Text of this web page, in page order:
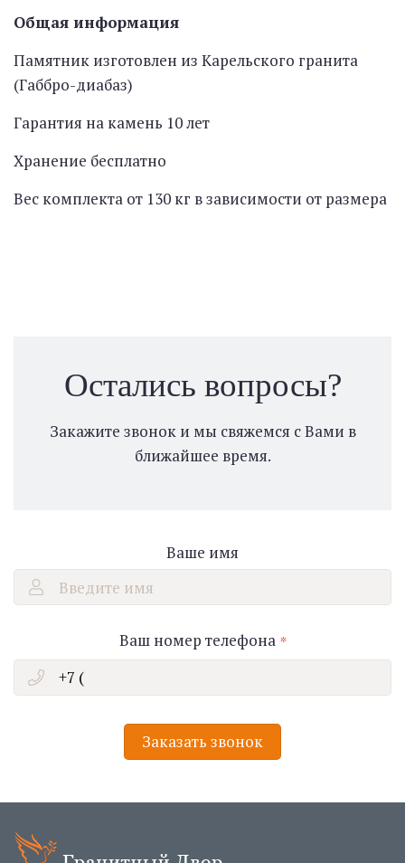
Общая информация
Памятник изготовлен из Карельского гранита
(Габбро-диабаз)
Гарантия на камень 10 лет
Хранение бесплатно
Вес комплекта от 130 кг в зависимости от размера
Остались вопросы?
Закажите звонок и мы свяжемся с Вами в
ближайшее время.
Ваше имя
Введите имя
Ваш номер телефона
Заказать звонок